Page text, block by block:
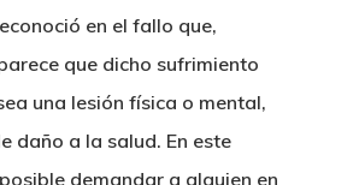
en el fallo que,
que dicho sufrimiento
una lesión física o mental,
daño a la salud. En este
demandar a alguien en